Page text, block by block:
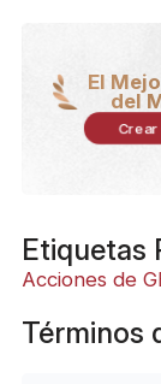
El
del
Crear
Etiquetas
Acciones de
Términos